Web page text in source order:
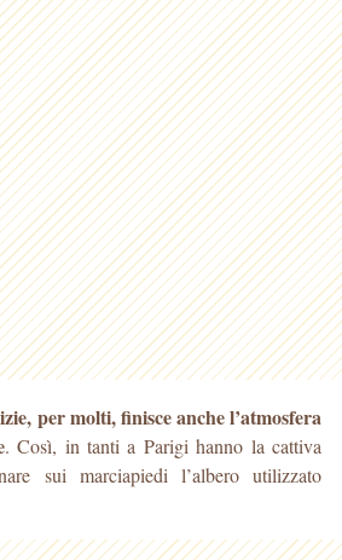
per molti, finisce anche l’atmosfera
. Così, in tanti a Parigi hanno la cattiva
sui marciapiedi l’albero utilizzato